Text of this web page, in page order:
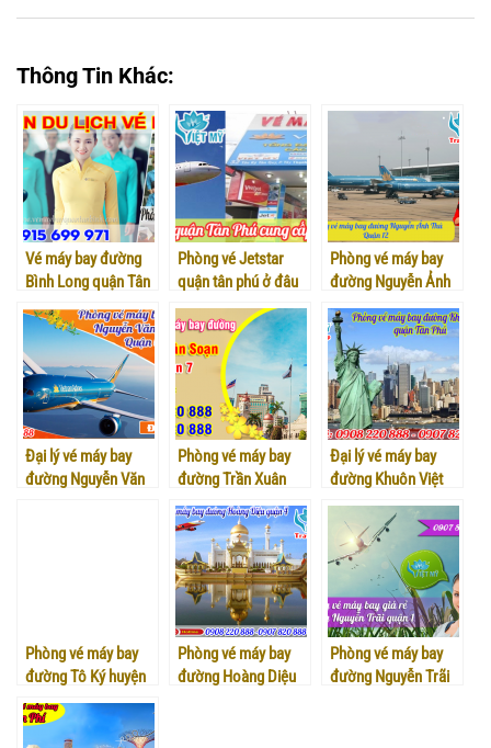
Thông Tin Khác:
Vé máy bay đường
Bình Long quận Tân
Phú
Phòng vé Jetstar
quận tân phú ở đâu
là chính hãng và uy
tín?
Phòng vé máy bay
đường Nguyễn Ảnh
Thủ quận 12
Đại lý vé máy bay
đường Nguyễn Văn
Phòng vé máy bay
đường Trần Xuân
Soạn quận 7
Đại lý vé máy bay
đường Khuôn Việt
quận tân phú
Phòng vé máy bay
đường Tô Ký huyện
Hóc Môn
Phòng vé máy bay
đường Hoàng Diệu
Phòng vé máy bay
đường Nguyễn Trãi